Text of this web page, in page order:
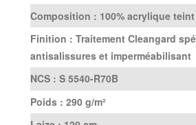
Composition : 100% acrylique
Finition : Traitement Cleangard
antisalissures et imperméabilisant
NCS : S 5540-R70B
Poids : 290 g/m²